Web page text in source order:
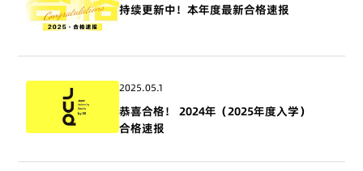
持续更新中！本年度最新合格速报
2025.05.1
恭喜合格！ 2024年（2025年度入学）
合格速报